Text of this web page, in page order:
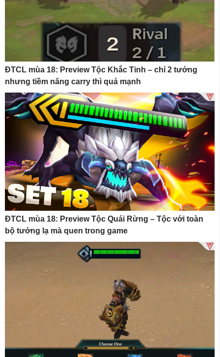
ĐTCL mùa 18: Preview Tộc Khắc Tinh – chỉ 2 tướng
nhưng tiềm năng carry thì quá mạnh
ĐTCL mùa 18: Preview Tộc Quái Rừng – Tộc với toàn
bộ tướng lạ mà quen trong game